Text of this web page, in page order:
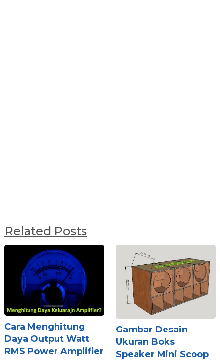
Related Posts
Cara Menghitung
Daya Output Watt
RMS Power Amplifier
Gambar Desain
Ukuran Boks
Speaker Mini Scoop